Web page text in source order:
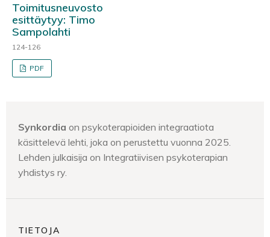
Toimitusneuvosto
esittäytyy: Timo
Sampolahti
124-126
PDF
Synkordia on psykoterapioiden integraatiota
käsittelevä lehti, joka on perustettu vuonna 2025.
Lehden julkaisija on Integratiivisen psykoterapian
yhdistys ry.
TIETOJA